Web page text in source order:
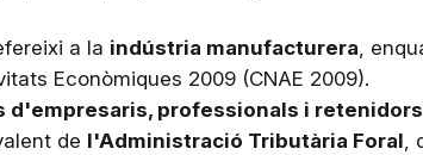
a la indústria manufacturera,
Econòmiques 2009 (CNAE 2009).
d'empresaris, professionals i
de l'Administració Tributària Foral,